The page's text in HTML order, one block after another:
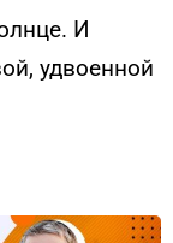
И
удвоенной